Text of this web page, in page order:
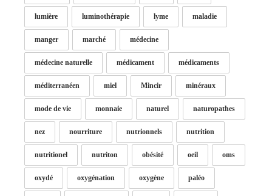
lumière luminothérapie lyme maladie
manger marché médecine
médecine naturelle médicament médicaments
méditerranéen miel Mincir minéraux
mode de vie monnaie naturel naturopathes
nez nourriture nutrionnels nutrition
nutritionel nutriton obésité oeil oms
oxydé oxygénation oxygène paléo